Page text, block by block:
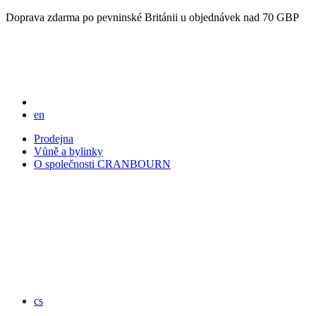
Doprava zdarma po pevninské Británii u objednávek nad 70 GBP
en
Prodejna
Vůně a bylinky
O společnosti CRANBOURN
cs